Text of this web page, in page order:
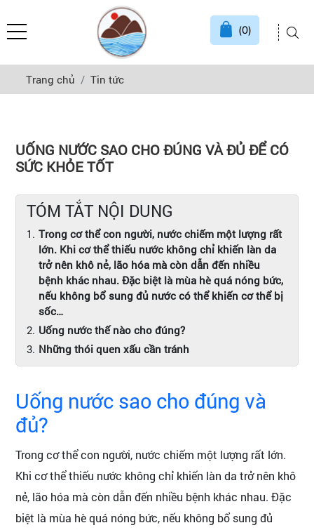
(0)
Trang chủ Tin tức
UỐNG NƯỚC SAO CHO ĐÚNG VÀ ĐỦ ĐỂ CÓ
SỨC KHỎE TỐT
TÓM TẮT NỘI DUNG
Trong cơ thể con người, nước chiếm một lượng rất
lớn. Khi cơ thể thiếu nước không chỉ khiến làn da
trở nên khô nẻ, lão hóa mà còn dẫn đến nhiều
bệnh khác nhau. Đặc biệt là mùa hè quá nóng bức,
nếu không bổ sung đủ nước có thể khiến cơ thể bị
sốc…
Uống nước thế nào cho đúng?
Những thói quen xấu cần tránh
Uống nước sao cho đúng và
đủ?
Trong cơ thể con người, nước chiếm một lượng rất lớn.
Khi cơ thể thiếu nước không chỉ khiến làn da trở nên khô
nẻ, lão hóa mà còn dẫn đến nhiều bệnh khác nhau. Đặc
biệt là mùa hè quá nóng bức, nếu không bổ sung đủ